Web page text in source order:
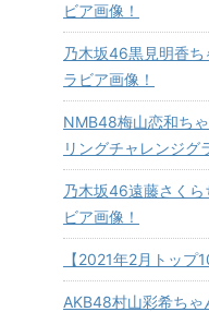
ビア画像！
乃木坂46黒見明香
ラビア画像！
NMB48梅山恋和ち
リングチャレンジグ
乃木坂46遠藤さく
ビア画像！
【2021年2月トップ
AKB48村山彩希ち